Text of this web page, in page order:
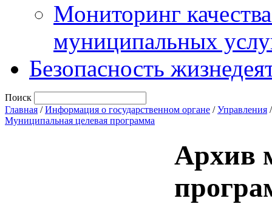
Мониторинг
муниципальных
Безопасность
Поиск
Главная /Информация о государственном органе /Управления
Муниципальная целевая программа
Архив